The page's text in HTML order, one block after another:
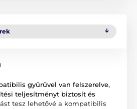
gyűrűvel van felszerelve,
teljesítményt biztosít és
tesz lehetővé a kompatibilis